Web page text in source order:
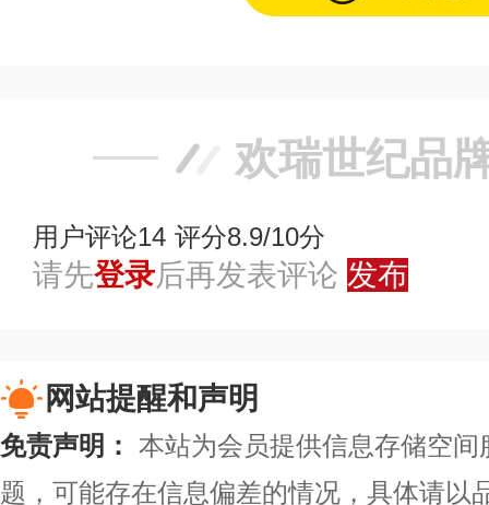
欢瑞世纪品
用户评论14 评分8.9/10分
请先登录后再发表评论 发布
网站提醒和声明
免责声明： 本站为会员提供信息存储空
题，可能存在信息偏差的情况，具体请以